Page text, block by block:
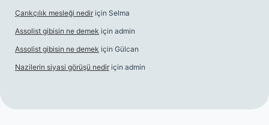
Çarıkçılık mesleği nedir için Selma
Assolist gibisin ne demek için admin
Assolist gibisin ne demek için Gülcan
Nazilerin siyasi görüşü nedir için admin